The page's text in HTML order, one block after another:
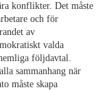
konflikter. Det måste
och för
av
valda
följdavtal.
sammanhang när
måste skapa